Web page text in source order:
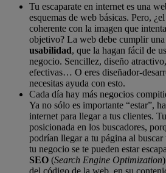
Tu escaparate en internet es una
esquemas de web básicas. Pero,
coherente con la imagen que
objetivo? La web debe cumplir una
usabilidad, que la hagan fácil de
negocio. Sencillez, diseño
efectivas… O eres diseñador-
necesitas ayuda con esto.
Cada día hay más negocios
Ya no sólo es importante “estar”,
internet para llegar a tus clientes.
posicionada en los buscadores,
podrían llegar a tu página al
tu negocio se te pueden estar
SEO (Search Engine Optimization
del código de la web, en su